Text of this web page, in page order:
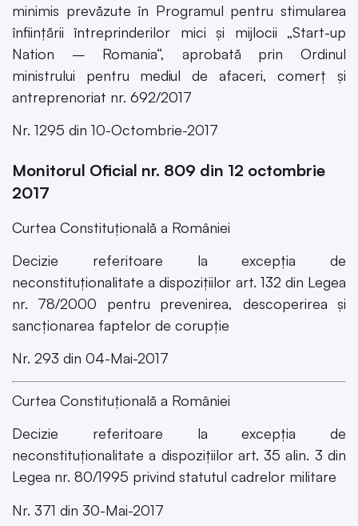
minimis prevăzute în Programul pentru stimularea
înființării întreprinderilor mici și mijlocii „Start-up
Nation – Romania“, aprobată prin Ordinul
ministrului pentru mediul de afaceri, comerț și
antreprenoriat nr. 692/2017
Nr. 1295 din 10-Octombrie-2017
Monitorul Oficial nr. 809 din 12 octombrie
2017
Curtea Constituțională a României
Decizie referitoare la excepția de
neconstituționalitate a dispozițiilor art. 132 din Legea
nr. 78/2000 pentru prevenirea, descoperirea și
sancționarea faptelor de corupție
Nr. 293 din 04-Mai-2017
Curtea Constituțională a României
Decizie referitoare la excepția de
neconstituționalitate a dispozițiilor art. 35 alin. 3 din
Legea nr. 80/1995 privind statutul cadrelor militare
Nr. 371 din 30-Mai-2017